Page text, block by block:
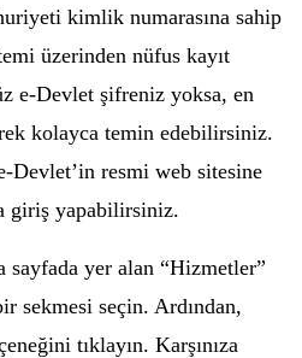
kimlik numarasına sahip
üzerinden nüfus kayıt
e-Devlet şifreniz yoksa, en
kolayca temin edebilirsiniz.
Devlet’in resmi web sitesine
giriş yapabilirsiniz.
sayfada yer alan “Hizmetler”
sekmesi seçin. Ardından,
tıklayın. Karşınıza